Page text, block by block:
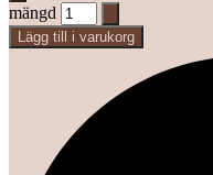
mängd
Lägg till i varukorg